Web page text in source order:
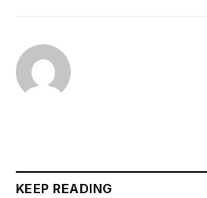
KEEP READING